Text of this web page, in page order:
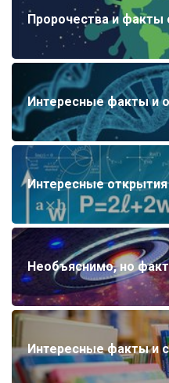
Пророчества и факты
Интересные факты и
Интересные
Необъяснимо, но факт
Интересные факты и